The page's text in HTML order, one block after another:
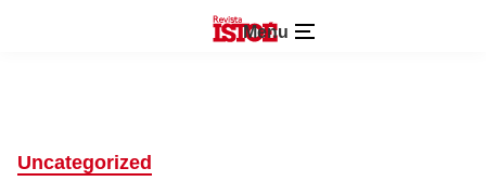
Menu
Uncategorized